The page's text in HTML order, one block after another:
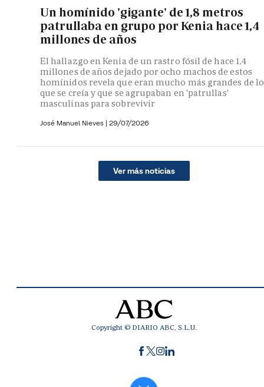
Un homínido 'gigante' de 1,8 metros
patrullaba en grupo por Kenia hace 1,4
millones de años
El hallazgo en Kenia de un rastro fósil de hace 1,4
millones de años dejado por ocho machos de estos
homínidos revela que eran mucho más grandes de lo
que se creía y que se agrupaban en 'patrullas'
masculinas para sobrevivir
José Manuel Nieves | 29/07/2026
Ver más noticias
Copyright © DIARIO ABC, S.L.U.